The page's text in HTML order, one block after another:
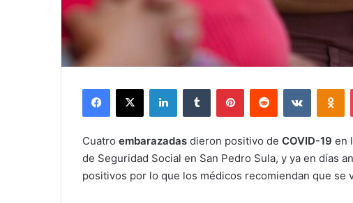
Facebook
X LinkedInTumblr PinterestReddit
Cuatro embarazadas dieron positivo de COVID-19 en
de Seguridad Social en San Pedro Sula, y ya en días
positivos por lo que los médicos recomiendan que